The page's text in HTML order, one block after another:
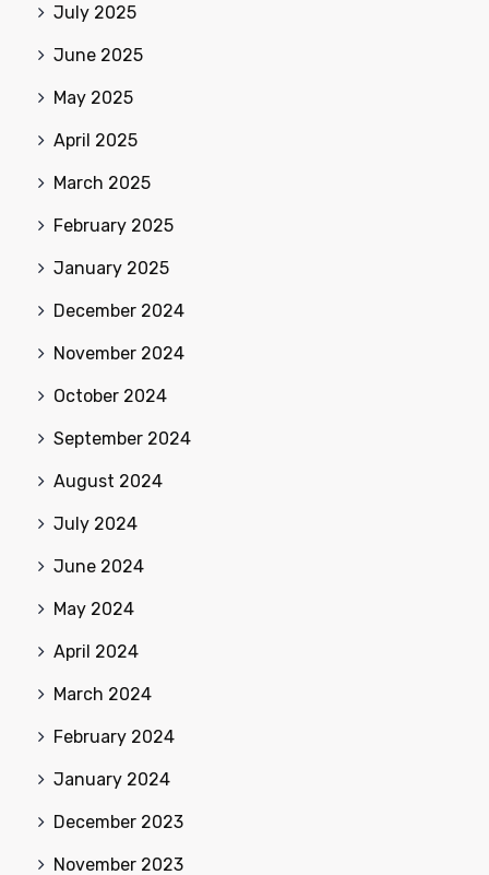
July 2025
June 2025
May 2025
April 2025
March 2025
February 2025
January 2025
December 2024
November 2024
October 2024
September 2024
August 2024
July 2024
June 2024
May 2024
April 2024
March 2024
February 2024
January 2024
December 2023
November 2023